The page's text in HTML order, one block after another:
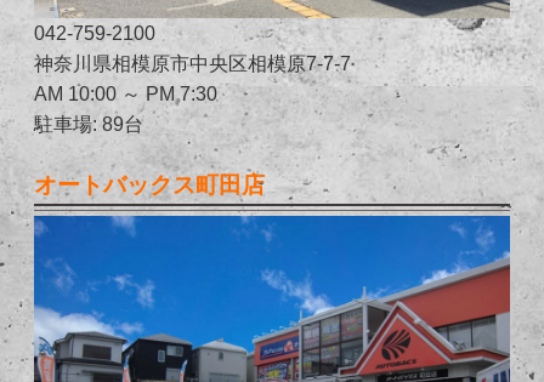
042-759-2100
神奈川県相模原市中央区相模原7-7-7
AM 10:00 ～ PM 7:30
駐車場: 89台
オートバックス町田店